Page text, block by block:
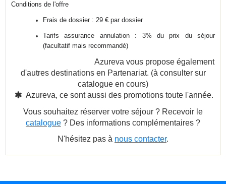
Conditions de l'offre
Frais de dossier : 29 € par dossier
Tarifs assurance annulation : 3% du prix du séjour
(facultatif mais recommandé)
Azureva vous propose également
d'autres destinations en Partenariat. (à consulter sur
catalogue en cours)
 Azureva, ce sont aussi des promotions toute l'année.
Vous souhaitez réserver votre séjour ? Recevoir le
catalogue ? Des informations complémentaires ?
N'hésitez pas à nous contacter.